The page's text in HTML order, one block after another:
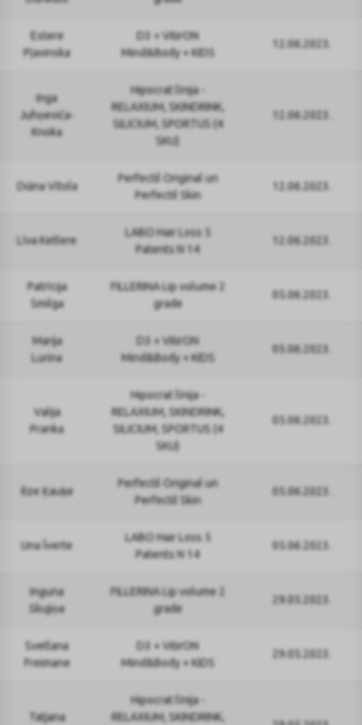
Estere
Pļavinska
D3 + VitirON
Mind&Body + KIDS
12.06.2023.
Inga
Juhņeviča-
Knoka
Hipocrat līnija -
RELAXIUM, SKINDRINK,
SILICIUM, SPORTUS (4
SKU)
12.06.2023.
Diāna Vītola
Perfectil Original un
Perfectil Skin
12.06.2023.
Līva Ketlere
LABO Hair Loss 5
Patents N 14
12.06.2023.
Patrīcija
Smilga
FILLERINA Lip volume 2
grade
05.06.2023.
Marija
Lurina
D3 + VitirON
Mind&Body + KIDS
05.06.2023.
Valija
Pranka
Hipocrat līnija -
RELAXIUM, SKINDRINK,
SILICIUM, SPORTUS (4
SKU)
05.06.2023.
Ilze Ķauķe
Perfectil Original un
Perfectil Skin
05.06.2023.
Una Īverte
LABO Hair Loss 5
Patents N 14
05.06.2023.
Inguna
Skujiņa
FILLERINA Lip volume 2
grade
29.05.2023.
Svetlana
Freimane
D3 + VitirON
Mind&Body + KIDS
29.05.2023.
Tatjana
Hipocrat līnija -
RELAXIUM, SKINDRINK,